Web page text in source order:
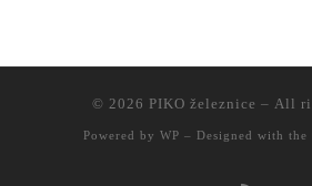
© 2026 PIKO železnice – All
Powered by WP – Designed with the